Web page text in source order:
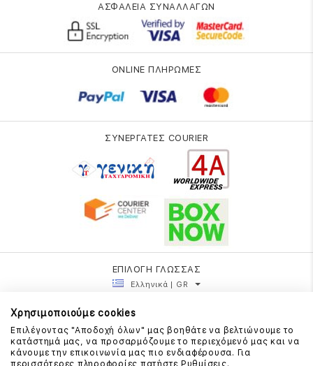
ΑΣΦΑΛΕΙΑ ΣΥΝΑΛΛΑΓΩΝ
ONLINE ΠΛΗΡΩΜΕΣ
ΣΥΝΕΡΓΑΤΕΣ COURIER
ΕΠΙΛΟΓΗ ΓΛΩΣΣΑΣ
Ελληνικά | GR
Χρησιμοποιούμε cookies
Επιλέγοντας "Αποδοχή όλων" μας βοηθάτε να βελτιώνουμε το
κατάστημά μας, να προσαρμόζουμε το περιεχόμενό μας και να
κάνουμε την επικοινωνία μας πιο ενδιαφέρουσα. Για
περισσότερες πληροφορίες πατήστε Ρυθμίσεις.